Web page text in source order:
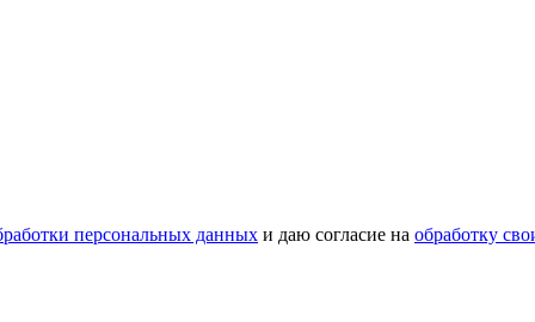
персональных данных и даю согласие на обработку